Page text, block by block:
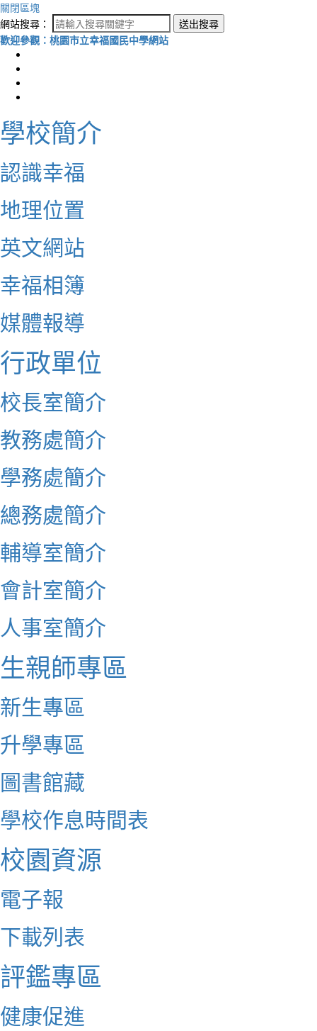
關閉區塊
網站搜尋：
送出搜尋
歡迎參觀：桃園市立幸福國民中學網站
學校簡介
認識幸福
地理位置
英文網站
幸福相簿
媒體報導
行政單位
校長室簡介
教務處簡介
學務處簡介
總務處簡介
輔導室簡介
會計室簡介
人事室簡介
生親師專區
新生專區
升學專區
圖書館藏
學校作息時間表
校園資源
電子報
下載列表
評鑑專區
健康促進